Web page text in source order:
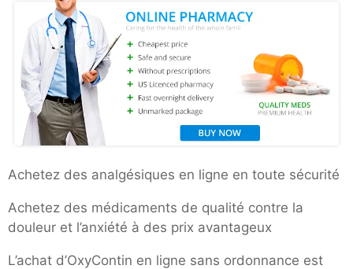
Achetez des analgésiques en ligne en toute sécurité
Achetez des médicaments de qualité contre la
douleur et l’anxiété à des prix avantageux
L’achat d’OxyContin en ligne sans ordonnance est